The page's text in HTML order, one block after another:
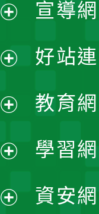
開
選
單
開
選
單
開
選
宣導
好站
教育
學習
資安